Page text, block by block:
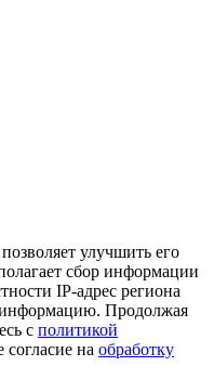
улучшить его
сбор информации
IP-адрес региона
Продолжая
с политикой
согласие на обработку